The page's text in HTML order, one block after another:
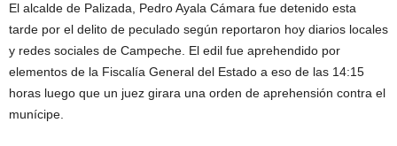
El alcalde de Palizada, Pedro Ayala Cámara fue detenido esta
tarde por el delito de peculado según reportaron hoy diarios locales
y redes sociales de Campeche. El edil fue aprehendido por
elementos de la Fiscalía General del Estado a eso de las 14:15
horas luego que un juez girara una orden de aprehensión contra el
munícipe.